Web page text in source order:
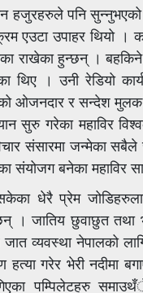
हजुरहरुले पनि
उपाहर थियो ।
हुन्छन् । बहकिने
। उनी रेडियो
ओजनदार र सन्देश
सुरु गरेका महाविर
संसारमा जन्मेका
संयोजग बनेका महाविर
धेरै प्रेम
। जातिय छुवाछुत
व्यवस्था नेपालको
गरेर भेरी नदीमा
पम्पिलेटहरु